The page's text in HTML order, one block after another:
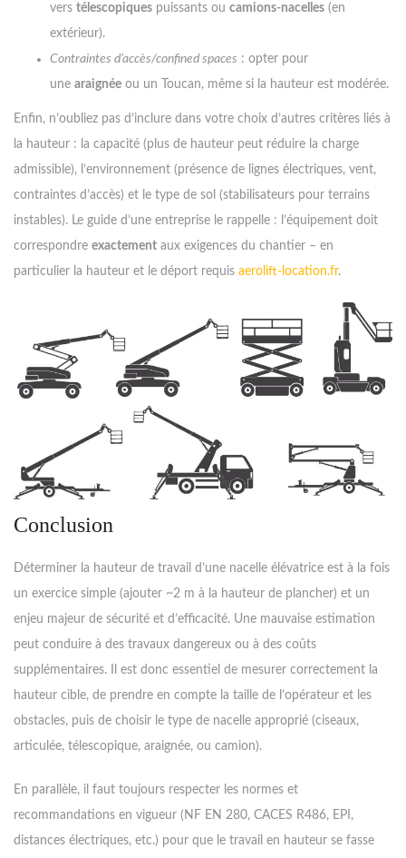
vers télescopiques puissants ou camions-nacelles (en
extérieur).
Contraintes d’accès/confined spaces : opter pour
une araignée ou un Toucan, même si la hauteur est modérée.
Enfin, n’oubliez pas d’inclure dans votre choix d’autres critères liés à
la hauteur : la capacité (plus de hauteur peut réduire la charge
admissible), l’environnement (présence de lignes électriques, vent,
contraintes d’accès) et le type de sol (stabilisateurs pour terrains
instables). Le guide d’une entreprise le rappelle : l’équipement doit
correspondre exactement aux exigences du chantier – en
particulier la hauteur et le déport requis aerolift-location.fr.
Conclusion
Déterminer la hauteur de travail d’une nacelle élévatrice est à la fois
un exercice simple (ajouter ~2 m à la hauteur de plancher) et un
enjeu majeur de sécurité et d’efficacité. Une mauvaise estimation
peut conduire à des travaux dangereux ou à des coûts
supplémentaires. Il est donc essentiel de mesurer correctement la
hauteur cible, de prendre en compte la taille de l’opérateur et les
obstacles, puis de choisir le type de nacelle approprié (ciseaux,
articulée, télescopique, araignée, ou camion).
En parallèle, il faut toujours respecter les normes et
recommandations en vigueur (NF EN 280, CACES R486, EPI,
distances électriques, etc.) pour que le travail en hauteur se fasse